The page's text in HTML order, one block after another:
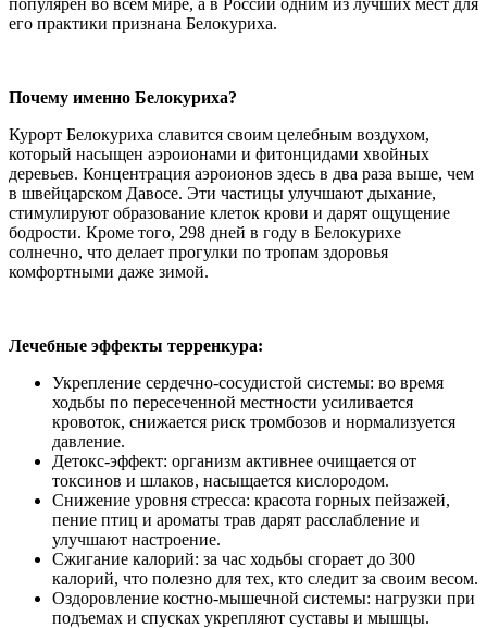
его практики признана Белокуриха.
Почему именно Белокуриха?
Курорт Белокуриха славится своим целебным воздухом,
который насыщен аэроионами и фитонцидами хвойных
деревьев. Концентрация аэроионов здесь в два раза выше, чем
в швейцарском Давосе. Эти частицы улучшают дыхание,
стимулируют образование клеток крови и дарят ощущение
бодрости. Кроме того, 298 дней в году в Белокурихе
солнечно, что делает прогулки по тропам здоровья
комфортными даже зимой.
Лечебные эффекты терренкура:
Укрепление сердечно-сосудистой системы: во время
ходьбы по пересеченной местности усиливается
кровоток, снижается риск тромбозов и нормализуется
давление.
Детокс-эффект: организм активнее очищается от
токсинов и шлаков, насыщается кислородом.
Снижение уровня стресса: красота горных пейзажей,
пение птиц и ароматы трав дарят расслабление и
улучшают настроение.
Сжигание калорий: за час ходьбы сгорает до 300
калорий, что полезно для тех, кто следит за своим весом.
Оздоровление костно-мышечной системы: нагрузки при
подъемах и спусках укрепляют суставы и мышцы.